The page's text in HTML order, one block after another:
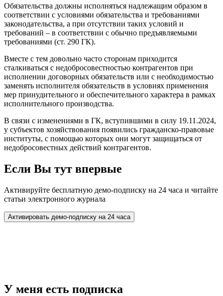
Обязательства должны исполняться надлежащим образом в
соответствии с условиями обязательства и требованиями
законодательства, а при отсутствии таких условий и
требований – в соответствии с обычно предъявляемыми
требованиями (ст. 290 ГК).
Вместе с тем довольно часто сторонам приходится
сталкиваться с недобросовестностью контрагентов при
исполнении договорных обязательств или с необходимостью
заменять исполнителя обязательств в условиях применения
мер принудительного и обеспечительного характера в рамках
исполнительного производства.
В связи с изменениями в ГК, вступившими в силу 19.11.2024,
у субъектов хозяйствования появились гражданско-правовые
институты, с помощью которых они могут защищаться от
недобросовестных действий контрагентов.
Если Вы тут впервые
Активируйте бесплатную демо-подписку на 24 часа и читайте
статьи электронного журнала
У меня есть подписка